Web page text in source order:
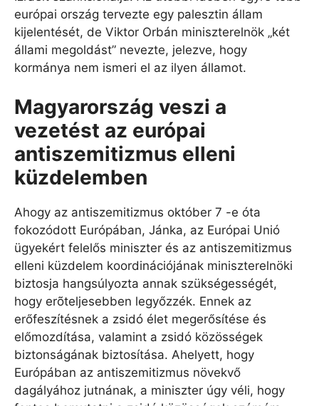
európai ország tervezte egy palesztin állam
kijelentését, de Viktor Orbán miniszterelnök „két
állami megoldást” nevezte, jelezve, hogy
kormánya nem ismeri el az ilyen államot.
Magyarország veszi a
vezetést az európai
antiszemitizmus elleni
küzdelemben
Ahogy az antiszemitizmus október 7 -e óta
fokozódott Európában, Jánka, az Európai Unió
ügyekért felelős miniszter és az antiszemitizmus
elleni küzdelem koordinációjának miniszterelnöki
biztosja hangsúlyozta annak szükségességét,
hogy erõteljesebben legyőzzék. Ennek az
erőfeszítésnek a zsidó élet megerősítése és
előmozdítása, valamint a zsidó közösségek
biztonságának biztosítása. Ahelyett, hogy
Európában az antiszemitizmus növekvő
dagályához jutnának, a miniszter úgy véli, hogy